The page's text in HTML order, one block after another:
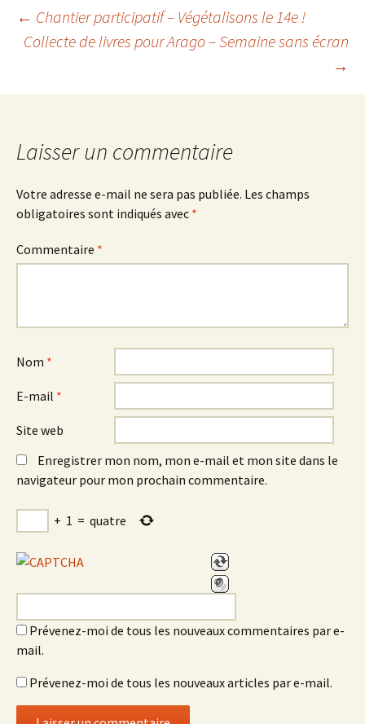
Navigation
← Chantier participatif – Végétalisons le 14e !
Collecte de livres pour Arago – Semaine sans écran
→
Laisser un commentaire
Votre adresse e-mail ne sera pas publiée. Les champs
obligatoires sont indiqués avec *
Commentaire *
Nom *
E-mail *
Site web
Enregistrer mon nom, mon e-mail et mon site dans le
navigateur pour mon prochain commentaire.
+ 1 = quatre
Prévenez-moi de tous les nouveaux commentaires par e-
mail.
Prévenez-moi de tous les nouveaux articles par e-mail.